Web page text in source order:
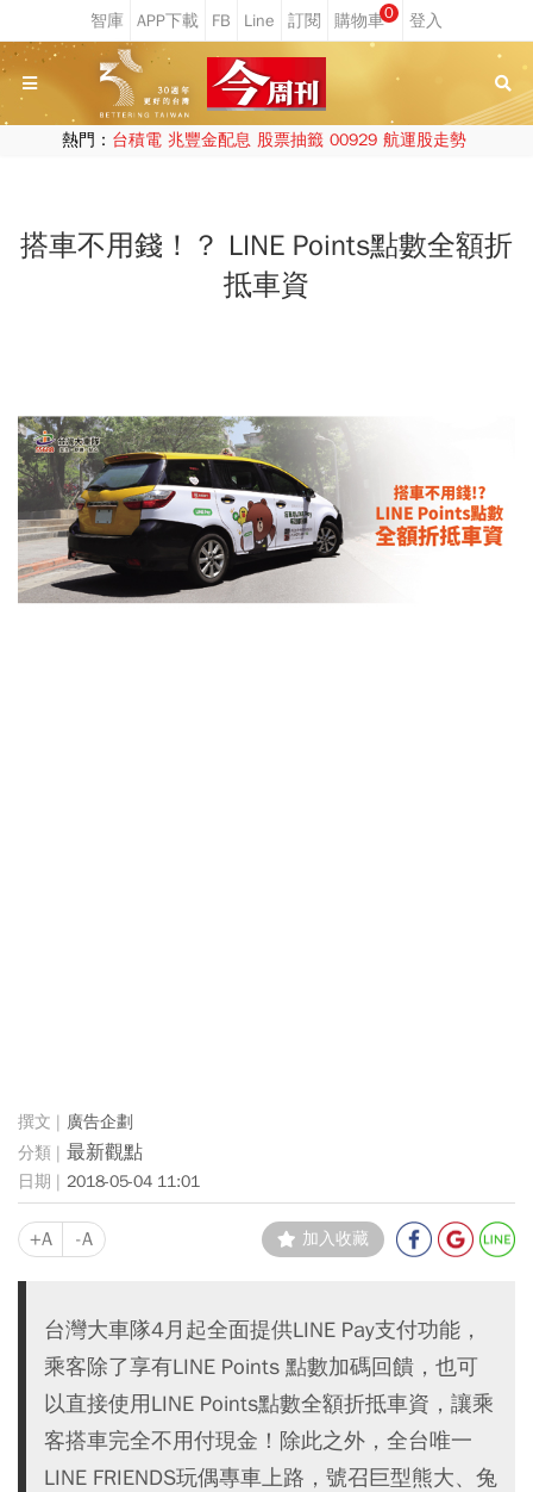
0
熱門： 台積電 兆豐金配息 股票抽籤 00929 航運股走勢
搭車不用錢！？ LINE Points點數全額折
抵車資
廣告企劃
最新觀點
2018-05-04 11:01
+A -A 加入收藏
台灣大車隊4月起全面提供LINE Pay支付功能，
乘客除了享有LINE Points 點數加碼回饋，也可
以直接使用LINE Points點數全額折抵車資，讓乘
客搭車完全不用付現金！除此之外，全台唯一
LINE FRIENDS玩偶專車上路，號召巨型熊大、兔